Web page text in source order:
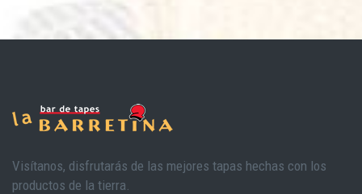
Visítanos, disfrutarás de las mejores tapas hechas con los
productos de la tierra.